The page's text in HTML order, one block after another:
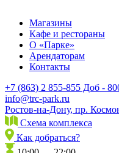
Магазины
Кафе и рестораны
О «Парке»
Арендаторам
Контакты
+7 (863) 2 855-855 Доб -
info@trc-park.ru
Ростов-на-Дону, пр.
Схема комплекса
Как добраться?